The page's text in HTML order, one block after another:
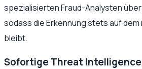
spezialisierten Fraud-Analysten
sodass die Erkennung stets auf
bleibt.
Sofortige Threat Intelligence